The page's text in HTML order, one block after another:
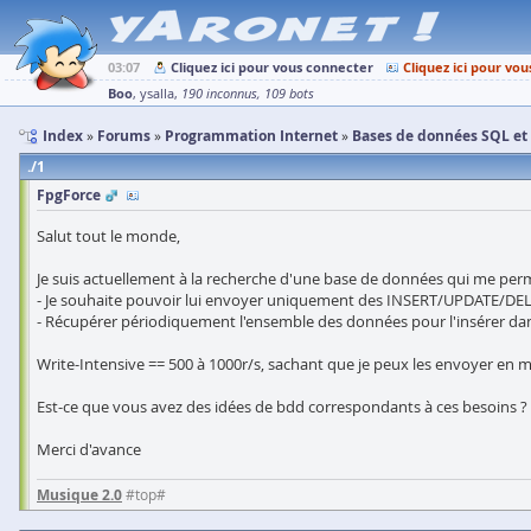
03:07 Cliquez ici pour vous connecter
Cliquez ici pour
Boo ysalla 190 inconnus 109 bots
Index Forums Programmation Internet
Bases de données SQL et
1
FpgForce
Salut tout le monde,
Je suis actuellement à la recherche d'une base de données qui me
- Je souhaite pouvoir lui envoyer uniquement des INSERT/UPDATE/
- Récupérer périodiquement l'ensemble des données pour l'insérer
Write-Intensive == 500 à 1000r/s, sachant que je peux les envoyer en
Est-ce que vous avez des idées de bdd correspondants à ces besoins ?
Merci d'avance
Musique 2.0#top#